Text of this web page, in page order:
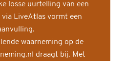
losse uurtelling van een
LiveAtlas vormt een
waarneming op de
draagt bij. Met